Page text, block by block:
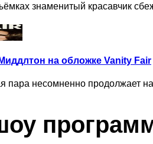
знаменитый красавчик
на обложке Vanity Fair
пара несомненно продолжает